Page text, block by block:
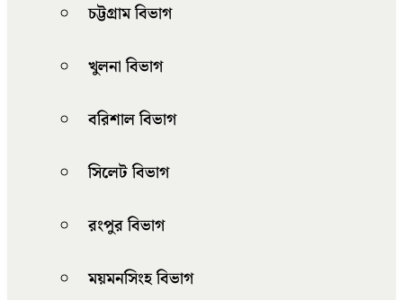
চট্টগ্রাম বিভাগ
খুলনা বিভাগ
বরিশাল বিভাগ
সিলেট বিভাগ
রংপুর বিভাগ
ময়মনসিংহ বিভাগ